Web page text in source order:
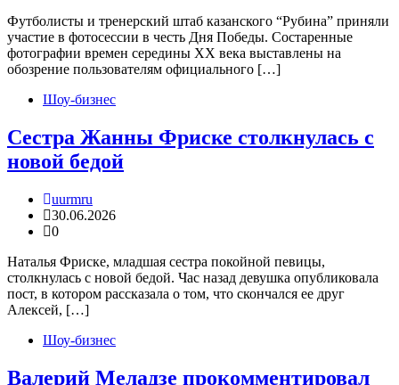
Футболисты и тренерский штаб казанского “Рубина” приняли
участие в фотосессии в честь Дня Победы. Состаренные
фотографии времен середины ХХ века выставлены на
обозрение пользователям официального […]
Шоу-бизнес
Сестра Жанны Фриске столкнулась с
новой бедой
uurmru
30.06.2026
0
Наталья Фриске, младшая сестра покойной певицы,
столкнулась с новой бедой. Час назад девушка опубликовала
пост, в котором рассказала о том, что скончался ее друг
Алексей, […]
Шоу-бизнес
Валерий Меладзе прокомментировал